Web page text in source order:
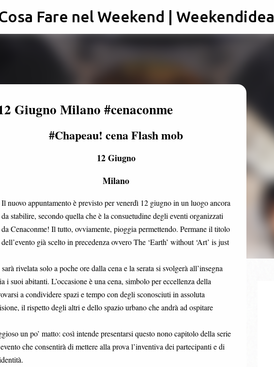
Passa ai contenuti principali
Fare nel Weekend | Weekendidea
Giugno Milano #cenaconme
#Chapeau! cena Flash mob
12 Giugno
Milano
Il nuovo appuntamento è previsto per venerdì 12 giugno in un luogo ancora
da stabilire, secondo quella che è la consuetudine degli eventi organizzati
da Cenaconme! Il tutto, ovviamente, pioggia permettendo. Permane il titolo
dell’evento già scelto in precedenza ovvero The ‘Earth’ without ‘Art’ is just
rivelata solo a poche ore dalla cena e la serata si svolgerà all’insegna
suoi abitanti. L’occasione è una cena, simbolo per eccellenza della
a condividere spazi e tempo con degli sconosciuti in assoluta
il rispetto degli altri e dello spazio urbano che andrà ad ospitare
un po’ matto: così intende presentarsi questo nono capitolo della serie
che consentirà di mettere alla prova l’inventiva dei partecipanti e di